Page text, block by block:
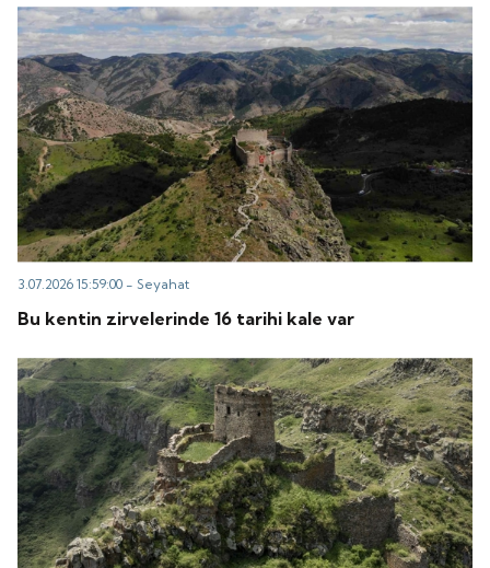
3.07.2026 15:59:00 -Seyahat
Bu kentin zirvelerinde 16 tarihi kale var